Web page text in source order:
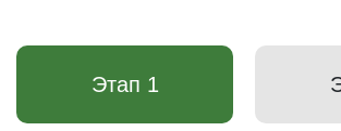
Этап 1